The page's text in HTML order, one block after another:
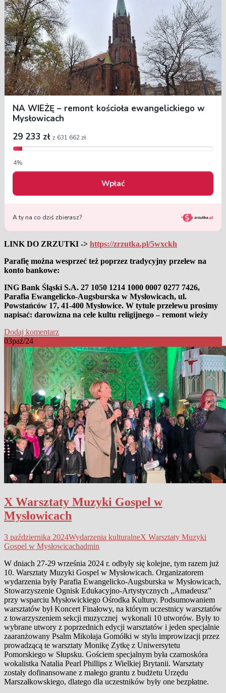
LINK DO ZRZUTKI -> https://zrzutka.pl/5wxckh
Parafię można wesprzeć też poprzez tradycyjny przelew na
konto bankowe:
ING Bank Śląski S.A. 27 1050 1214 1000 0007 0277 7426,
Parafia Ewangelicko-Augsburska w Mysłowicach, ul.
Powstańców 17, 41-400 Mysłowice. W tytule przelewu prosimy
napisać: darowizna na cele kultu religijnego – remont wieży
Dodaj komentarz
03paź/24
X Warsztaty Muzyki Gospel w
Mysłowicach
3 października 2024Wydarzenia kulturalneX Warsztaty Muzyki
Gospel w Mysłowicachadmin
W dniach 27-29 września 2024 r. odbyły się kolejne, tym razem już
10. Warsztaty Muzyki Gospel w Mysłowicach. Organizatorem
wydarzenia były Parafia Ewangelicko-Augsburska w Mysłowicach,
Stowarzyszenie Ognisk Edukacyjno-Artystycznych „Amadeusz”
przy wsparciu Mysłowickiego Ośrodka Kultury. Podsumowaniem
warsztatów był Koncert Finałowy, na którym uczestnicy warsztatów
z towarzyszeniem sekcji muzycznej wykonali 10 utworów. Były to
wybrane utwory z poprzednich edycji warsztatów i jeden specjalnie
zaaranżowany Psalm Mikołaja Gomółki w stylu improwizacji przez
prowadzącą te warsztaty Monikę Zytkę z Uniwersytetu
Pomorskiego w Słupsku. Gościem specjalnym była czarnoskóra
wokalistka Natalia Pearl Phillips z Wielkiej Brytanii. Warsztaty
zostały dofinansowane z małego grantu z budżetu Urzędu
Marszałkowskiego, dlatego dla uczestników były one bezpłatne.